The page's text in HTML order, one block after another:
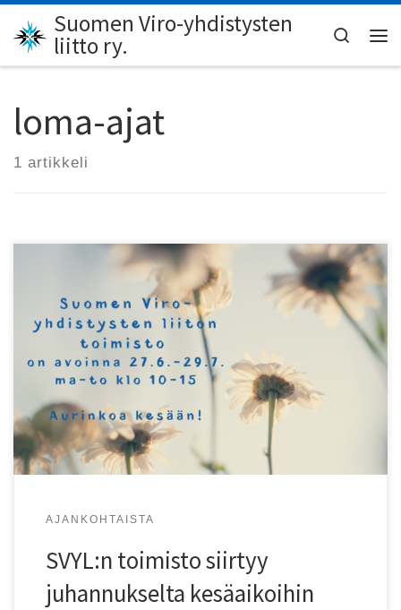
Skip to content
Suomen Viro-yhdistysten
liitto ry.
Search
loma-ajat
1 artikkeli
Suomen Viro-yhdistysten liiton toimisto siirtyy
juhannukselta kesän aukioloaikoihin ja on avoinna ma-to
klo 10-15. Juhannusaaton 24.6. toimisto on kokonaan
kiinni. Aurinkoista ja rentouttavaa kesää kaikille!
AJANKOHTAISTA
SVYL:n toimisto siirtyy
juhannukselta kesäaikoihin